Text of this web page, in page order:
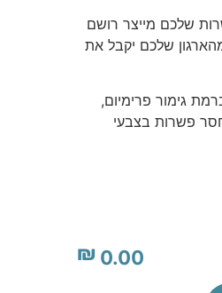
שלכם מייצר רושם
שלכם יקבל את
גימור פרימיום,
פשרות בצבעי
₪ 0.00